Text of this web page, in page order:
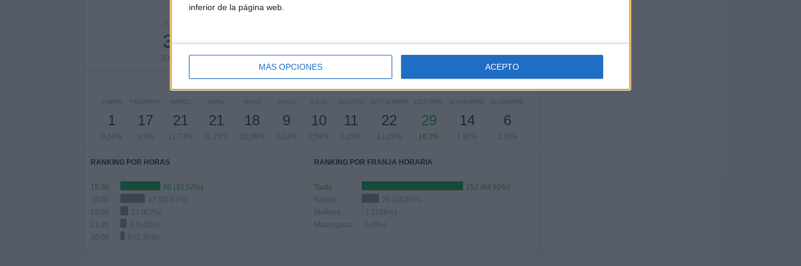
inferior de la página web.
MÁS OPCIONES ACEPTO
Nº DE PARTIDOS POR DÍA DE LA SEMANA
LUNES
37
20,67%
31
17,32%
14
7,82%
5
2,79%
21
11,73%
44
24,58%
27
ENERO
1
0,56%
FEBRERO
17
9,5%
MARZO
21
11,73%
ABRIL
21
11,73%
MAYO
18
10,06%
JUNIO
9
5,03%
JULIO
10
5,59%
AGOSTO
11
6,15%
SEPTIEMBRE
22
12,29%
OCTUBRE
29
16,2%
NOVIEMBRE
14
7,82%
DICIEMBRE
6
3,35%
RANKING POR HORAS
15:30
60 (33,52%)
16:00
37 (20,67%)
15:00
12 (6,7%)
21:05
9 (5,03%)
20:05
6 (3,35%)
RANKING POR FRANJA HORARIA
Tarde
152 (84,92%)
Noche
26 (14,53%)
Mañana
1 (0,56%)
Madrugada
0 (0%)